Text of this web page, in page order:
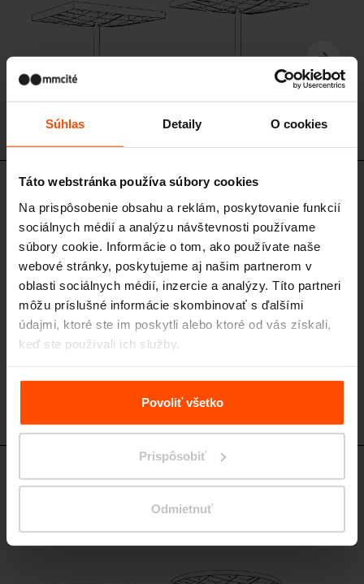
Súhlas Detaily O cookies
Táto webstránka používa súbory cookies
Na prispôsobenie obsahu a reklám, poskytovanie funkcií
sociálnych médií a analýzu návštevnosti používame
súbory cookie. Informácie o tom, ako používate naše
webové stránky, poskytujeme aj našim partnerom v
oblasti sociálnych médií, inzercie a analýzy. Títo partneri
môžu príslušné informácie skombinovať s ďalšími
údajmi, ktoré ste im poskytli alebo ktoré od vás získali,
keď ste používali ich služby.
Viac informácií nájdete na stránkeZásady zpracování
Povoliť všetko
Prispôsobiť
Odmietnuť
Štvorcový modul
oceľová nosná konštrukcia, strecha s fotovoltaickými panelmi
PIN300 - PIN305
oceľová nosná konštrukcia, strecha z bezpečnostného skla, s variantou
LED osvetlenia